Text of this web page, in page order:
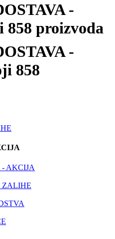
-
858 proizvoda
-
858
- AKCIJA
ZALIHE